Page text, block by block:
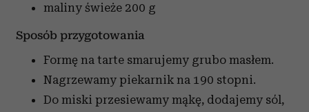
maliny świeże 200 g
Sposób przygotowania
Formę na tarte smarujemy grubo masłem.
Nagrzewamy piekarnik na 190 stopni.
Do miski przesiewamy mąkę, dodajemy sól,